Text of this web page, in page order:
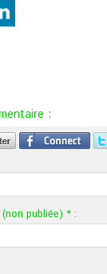
:
publiée) * :